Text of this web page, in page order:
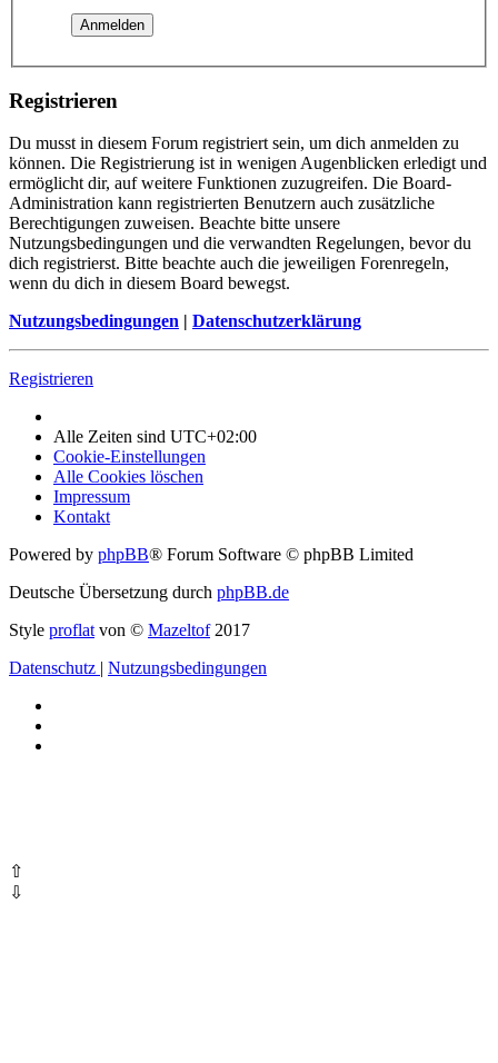
Registrieren
Du musst in diesem Forum registriert sein, um dich anmelden zu
können. Die Registrierung ist in wenigen Augenblicken erledigt und
ermöglicht dir, auf weitere Funktionen zuzugreifen. Die Board-
Administration kann registrierten Benutzern auch zusätzliche
Berechtigungen zuweisen. Beachte bitte unsere
Nutzungsbedingungen und die verwandten Regelungen, bevor du
dich registrierst. Bitte beachte auch die jeweiligen Forenregeln,
wenn du dich in diesem Board bewegst.
Nutzungsbedingungen | Datenschutzerklärung
Registrieren
Alle Zeiten sind UTC+02:00
Cookie-Einstellungen
Alle Cookies löschen
Impressum
Kontakt
Powered by phpBB® Forum Software © phpBB Limited
Deutsche Übersetzung durch phpBB.de
Style proflat von © Mazeltof2017
Datenschutz | Nutzungsbedingungen
⇧
⇩